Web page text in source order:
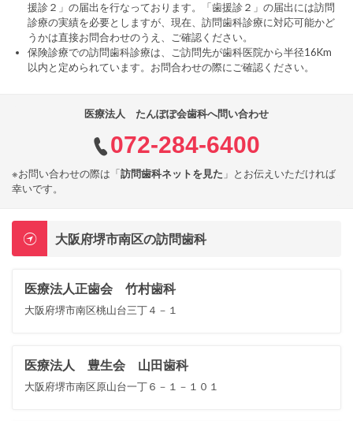
援診２」の届出を行なっております。「歯援診２」の届出には訪問
診療の実績を必要としますが、現在、訪問歯科診療に対応可能かど
うかは直接お問合わせのうえ、ご確認ください。
保険診療での訪問歯科診療は、ご訪問先が歯科医院から半径16Km
以内と定められています。お問合わせの際にご確認ください。
医療法人 たんぽぽ会歯科へ問い合わせ
072-284-6400
※お問い合わせの際は「訪問歯科ネットを見た 」とお伝えいただければ
幸いです。
大阪府堺市南区の訪問歯科
医療法人正歯会 竹村歯科
大阪府堺市南区桃山台三丁４－１
医療法人 豊生会 山田歯科
大阪府堺市南区原山台一丁６－１－１０１